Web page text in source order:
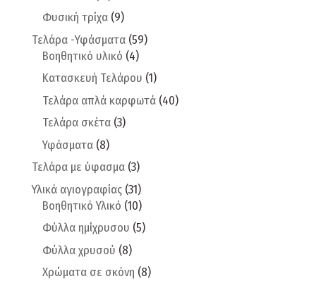
Φυσική τρίχα (9)
Τελάρα -Υφάσματα (59)
Βοηθητικό υλικό (4)
Κατασκευή Τελάρου (1)
Τελάρα απλά καρφωτά (40)
Τελάρα σκέτα (3)
Υφάσματα (8)
Τελάρα με ύφασμα (3)
Υλικά αγιογραφίας (31)
Βοηθητικό Υλικό (10)
Φύλλα ημίχρυσου (5)
Φύλλα χρυσού (8)
Χρώματα σε σκόνη (8)